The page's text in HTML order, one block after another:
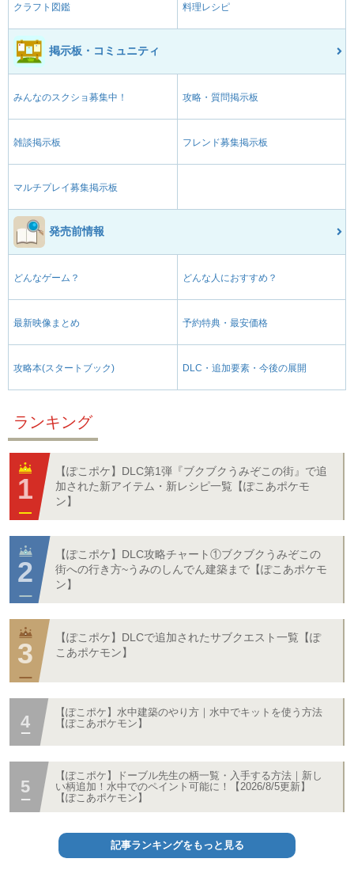
クラフト図鑑 料理レシピ
掲示板・コミュニティ
みんなのスクショ募集中！ 攻略・質問掲示板
雑談掲示板 フレンド募集掲示板
マルチプレイ募集掲示板
発売前情報
どんなゲーム？ どんな人におすすめ？
最新映像まとめ 予約特典・最安価格
攻略本(スタートブック) DLC・追加要素・今後の展開
ランキング
【ぽこポケ】DLC第1弾『ブクブクうみぞこの街』で追
加された新アイテム・新レシピ一覧【ぽこあポケモ
ン】
【ぽこポケ】DLC攻略チャート①ブクブクうみぞこの
街への行き方~うみのしんでん建築まで【ぽこあポケモ
ン】
【ぽこポケ】DLCで追加されたサブクエスト一覧【ぽ
こあポケモン】
【ぽこポケ】水中建築のやり方｜水中でキットを使う方法
【ぽこあポケモン】
【ぽこポケ】ドーブル先生の柄一覧・入手する方法｜新し
い柄追加！水中でのペイント可能に！【2026/8/5更新】
【ぽこあポケモン】
記事ランキングをもっと見る